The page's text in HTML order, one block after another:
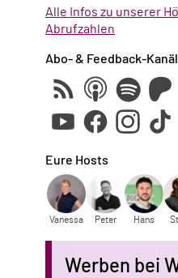
Alle Infos zu unserer Hörerstruktur und den
Abrufzahlen
Abo- & Feedback-
Eure Hosts
Vanessa Peter Hans
Werben bei